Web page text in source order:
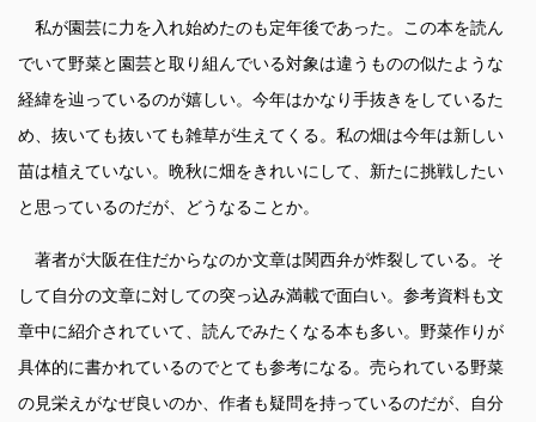
私が園芸に力を入れ始めたのも定年後であった。この本を読ん
でいて野菜と園芸と取り組んでいる対象は違うものの似たような
経緯を辿っているのが嬉しい。今年はかなり手抜きをしているた
め、抜いても抜いても雑草が生えてくる。私の畑は今年は新しい
苗は植えていない。晩秋に畑をきれいにして、新たに挑戦したい
と思っているのだが、どうなることか。
著者が大阪在住だからなのか文章は関西弁が炸裂している。そ
して自分の文章に対しての突っ込み満載で面白い。参考資料も文
章中に紹介されていて、読んでみたくなる本も多い。野菜作りが
具体的に書かれているのでとても参考になる。売られている野菜
の見栄えがなぜ良いのか、作者も疑問を持っているのだが、自分